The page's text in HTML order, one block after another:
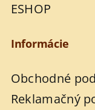
ESHOP
Informácie
Obchodné
Reklamačný